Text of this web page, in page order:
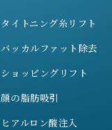
タイトニング糸リフト
バッカルファット除去
ショッピングリフト
顔の脂肪吸引
ヒアルロン酸注入